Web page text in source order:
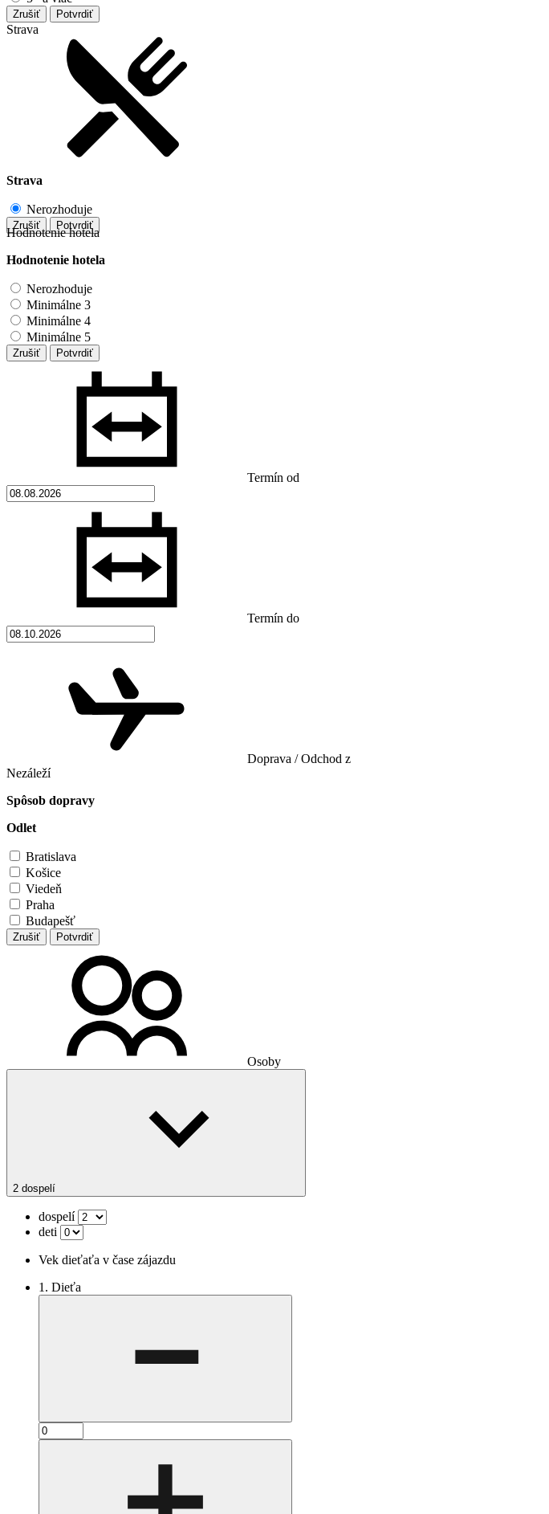
Zrušiť Potvrdiť
Strava
Strava
Nerozhoduje
Zrušiť Potvrdiť
Hodnotenie hotela
Hodnotenie hotela
Nerozhoduje
Minimálne 3
Minimálne 4
Minimálne 5
Zrušiť Potvrdiť
Termín od
Termín do
Doprava / Odchod z
Nezáleží
Spôsob dopravy
Odlet
Bratislava
Košice
Viedeň
Praha
Budapešť
Zrušiť Potvrdiť
Osoby
2 dospelí
dospelí
deti
Vek dieťaťa v čase zájazdu
1. Dieťa